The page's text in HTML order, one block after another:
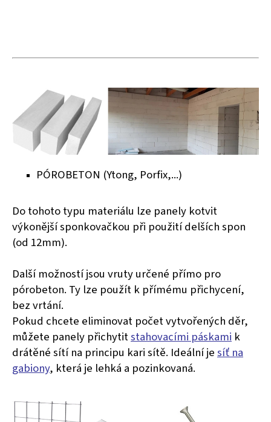
PÓROBETON (Ytong, Porfix,...)
Do tohoto typu materiálu lze panely kotvit
výkonější sponkovačkou při použití delších spon
(od 12mm).
Další možností jsou vruty určené přímo pro
pórobeton. Ty lze použít k přímému přichycení,
bez vrtání.
Pokud chcete eliminovat počet vytvořených děr,
můžete panely přichytitstahovacími páskami k
drátěné sítí na principu kari sítě. Ideální jesíť na
gabiony, která je lehká a pozinkovaná.